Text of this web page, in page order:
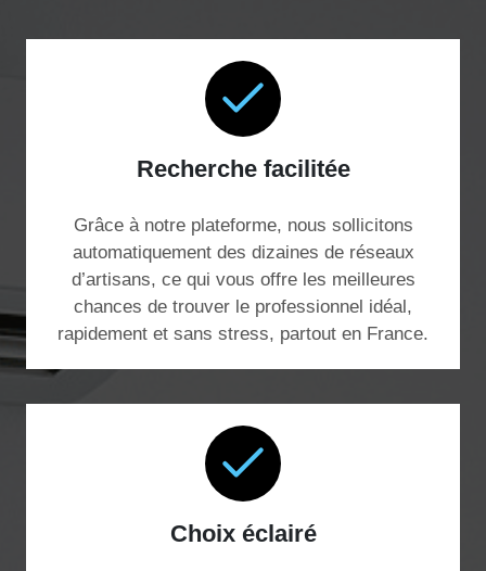
Recherche facilitée
Grâce à notre plateforme, nous sollicitons
automatiquement des dizaines de réseaux
d’artisans, ce qui vous offre les meilleures
chances de trouver le professionnel idéal,
rapidement et sans stress, partout en France.
Choix éclairé